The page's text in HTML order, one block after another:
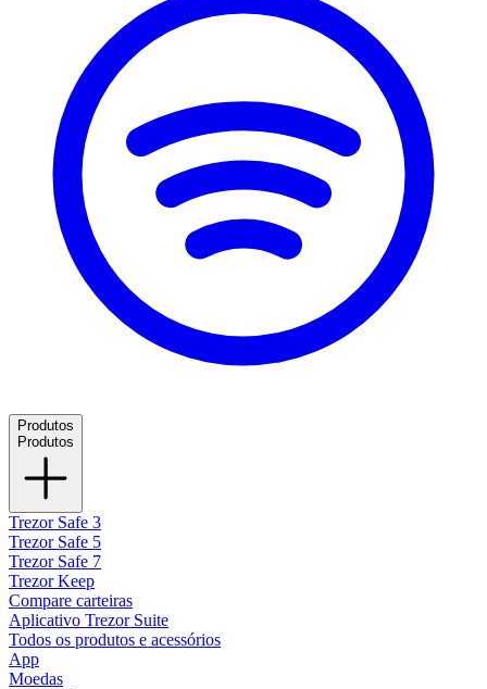
Produtos
Produtos
Trezor Safe 3
Trezor Safe 5
Trezor Safe 7
Trezor Keep
Compare carteiras
Aplicativo Trezor Suite
Todos os produtos e acessórios
App
Moedas